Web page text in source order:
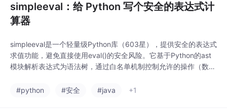
simpleeval：给 Python 写个安全的表达式计
算器
simpleeval是一个轻量级Python库（603星），提供安全的表达式
求值功能，避免直接使用eval()的安全风险。它基于Python的ast
模块解析表达式为语法树，通过白名单机制控制允许的操作（数学
和模块访问限制，可扩展运算符功能，并内置防滥用机制（如字符
#python #安全 #java +1